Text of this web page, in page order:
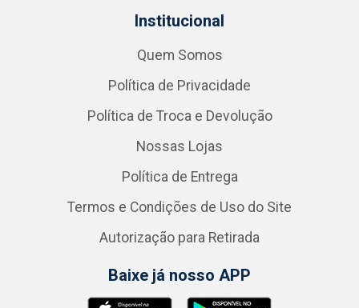
Institucional
Quem Somos
Política de Privacidade
Política de Troca e Devolução
Nossas Lojas
Política de Entrega
Termos e Condições de Uso do Site
Autorização para Retirada
Baixe já nosso APP